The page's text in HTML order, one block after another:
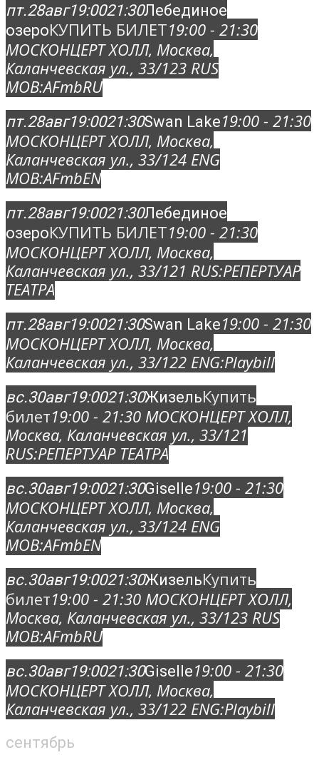
пт.28авг19:0021:30Лебединое
озероКУПИТЬ БИЛЕТ19:00 - 21:30
МОСКОНЦЕРТ ХОЛЛ, Москва,
Каланчевская ул., 33/123 RUS
MOB:AFmbRU
пт.28авг19:0021:30Swan Lake19:00 - 21:30
МОСКОНЦЕРТ ХОЛЛ, Москва,
Каланчевская ул., 33/124 ENG
MOB:AFmbEN
пт.28авг19:0021:30Лебединое
озероКУПИТЬ БИЛЕТ19:00 - 21:30
МОСКОНЦЕРТ ХОЛЛ, Москва,
Каланчевская ул., 33/121 RUS:РЕПЕРТУАР
ТЕАТРА
пт.28авг19:0021:30Swan Lake19:00 - 21:30
МОСКОНЦЕРТ ХОЛЛ, Москва,
Каланчевская ул., 33/122 ENG:Playbill
вс.30авг19:0021:30ЖизельКупить
билет19:00 - 21:30 МОСКОНЦЕРТ ХОЛЛ,
Москва, Каланчевская ул., 33/121
RUS:РЕПЕРТУАР ТЕАТРА
вс.30авг19:0021:30Giselle19:00 - 21:30
МОСКОНЦЕРТ ХОЛЛ, Москва,
Каланчевская ул., 33/124 ENG
MOB:AFmbEN
вс.30авг19:0021:30ЖизельКупить
билет19:00 - 21:30 МОСКОНЦЕРТ ХОЛЛ,
Москва, Каланчевская ул., 33/123 RUS
MOB:AFmbRU
вс.30авг19:0021:30Giselle19:00 - 21:30
МОСКОНЦЕРТ ХОЛЛ, Москва,
Каланчевская ул., 33/122 ENG:Playbill
сентябрь